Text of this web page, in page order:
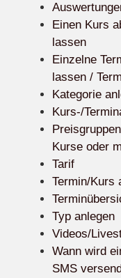
Einen Kurs
lassen
Einzelne
lassen /
Kategorie
Kurs-/
Kurse oder
Tarif
Termin/Kurs
Typ anlegen
Videos/
Wann wird
SMS